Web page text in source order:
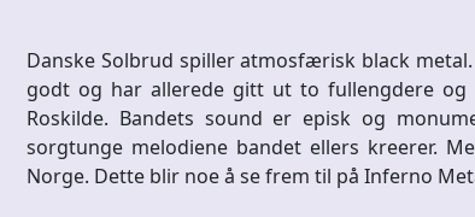
Danske Solbrud spiller atmosfærisk black
godt og har allerede gitt ut to fullengdere og
Roskilde. Bandets sound er episk og
sorgtunge melodiene bandet ellers kreerer.
Norge. Dette blir noe å se frem til på Inferno